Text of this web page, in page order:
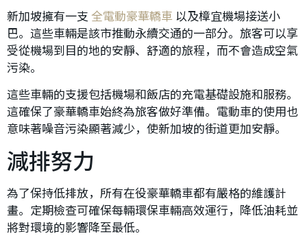
新加坡擁有一支 全電動豪華轎車 以及樟宜機場接送小
巴。這些車輛是該市推動永續交通的一部分。旅客可以享
受從機場到目的地的安靜、舒適的旅程，而不會造成空氣
污染。
這些車輛的支援包括機場和飯店的充電基礎設施和服務。
這確保了豪華轎車始終為旅客做好準備。電動車的使用也
意味著噪音污染顯著減少，使新加坡的街道更加安靜。
減排努力
為了保持低排放，所有在役豪華轎車都有嚴格的維護計
畫。定期檢查可確保每輛環保車輛高效運行，降低油耗並
將對環境的影響降至最低。